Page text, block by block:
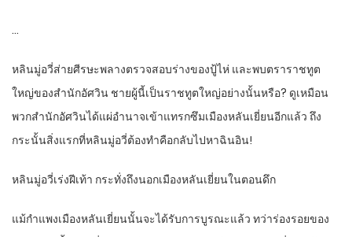
…
หลินมู่อวี่ส่ายศีรษะพลางตรวจสอบร่างของปู้ไห่ และพบตราราชทูต
ใหญ่ของสำนักอัศวิน ชายผู้นี้เป็นราชทูตใหญ่อย่างนั้นหรือ? ดูเหมือน
พวกสำนักอัศวินได้แผ่อำนาจเข้าแทรกซึมเมืองหลันเยี่ยนอีกแล้ว ถึง
กระนั้นสิ่งแรกที่หลินมู่อวี่ต้องทำคือกลับไปหาฉินอิน!
หลินมู่อวี่เร่งฝีเท้า กระทั่งถึงนอกเมืองหลันเยี่ยนในตอนดึก
แม้กำแพงเมืองหลันเยี่ยนนั้นจะได้รับการบูรณะแล้ว ทว่าร่องรอยของ